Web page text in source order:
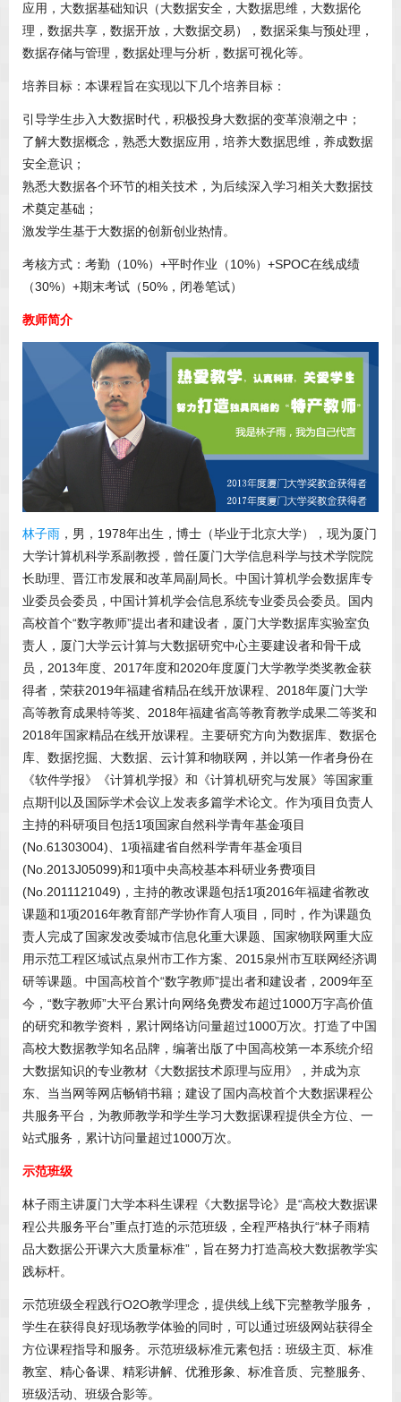
应用，大数据基础知识（大数据安全，大数据思维，大数据伦
理，数据共享，数据开放，大数据交易），数据采集与预处理，
数据存储与管理，数据处理与分析，数据可视化等。
培养目标： 本课程旨在实现以下几个培养目标：
引导学生步入大数据时代，积极投身大数据的变革浪潮之中；
了解大数据概念，熟悉大数据应用，培养大数据思维，养成数据
安全意识；
熟悉大数据各个环节的相关技术，为后续深入学习相关大数据技
术奠定基础；
激发学生基于大数据的创新创业热情。
考核方式：考勤（10%）+平时作业（10%）+SPOC在线成绩
（30%）+期末考试（50%，闭卷笔试）
教师简介
林子雨 ，男，1978年出生，博士（毕业于北京大学），现为厦门
大学计算机科学系副教授，曾任厦门大学信息科学与技术学院院
长助理、晋江市发展和改革局副局长。中国计算机学会数据库专
业委员会委员，中国计算机学会信息系统专业委员会委员。国内
高校首个“数字教师”提出者和建设者，厦门大学数据库实验室负
责人，厦门大学云计算与大数据研究中心主要建设者和骨干成
员，2013年度、2017年度和2020年度厦门大学教学类奖教金获
得者，荣获2019年福建省精品在线开放课程、2018年厦门大学
高等教育成果特等奖、2018年福建省高等教育教学成果二等奖和
2018年国家精品在线开放课程。主要研究方向为数据库、数据仓
库、数据挖掘、大数据、云计算和物联网，并以第一作者身份在
《软件学报》《计算机学报》和《计算机研究与发展》等国家重
点期刊以及国际学术会议上发表多篇学术论文。作为项目负责人
主持的科研项目包括1项国家自然科学青年基金项目
(No.61303004)、1项福建省自然科学青年基金项目
(No.2013J05099)和1项中央高校基本科研业务费项目
(No.2011121049)，主持的教改课题包括1项2016年福建省教改
课题和1项2016年教育部产学协作育人项目，同时，作为课题负
责人完成了国家发改委城市信息化重大课题、国家物联网重大应
用示范工程区域试点泉州市工作方案、2015泉州市互联网经济调
研等课题。中国高校首个“数字教师”提出者和建设者，2009年至
今，“数字教师”大平台累计向网络免费发布超过1000万字高价值
的研究和教学资料，累计网络访问量超过1000万次。打造了中国
高校大数据教学知名品牌，编著出版了中国高校第一本系统介绍
大数据知识的专业教材《大数据技术原理与应用》，并成为京
东、当当网等网店畅销书籍；建设了国内高校首个大数据课程公
共服务平台，为教师教学和学生学习大数据课程提供全方位、一
站式服务，累计访问量超过1000万次。
示范班级
林子雨主讲厦门大学本科生课程《大数据导论》是“高校大数据课
程公共服务平台”重点打造的示范班级，全程严格执行“林子雨精
品大数据公开课六大质量标准”，旨在努力打造高校大数据教学实
践标杆。
示范班级全程践行O2O教学理念，提供线上线下完整教学服务，
学生在获得良好现场教学体验的同时，可以通过班级网站获得全
方位课程指导和服务。示范班级标准元素包括：班级主页、标准
教室、精心备课、精彩讲解、优雅形象、标准音质、完整服务、
班级活动、班级合影等。